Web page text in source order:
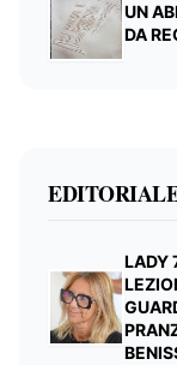
UN
DA
LADY